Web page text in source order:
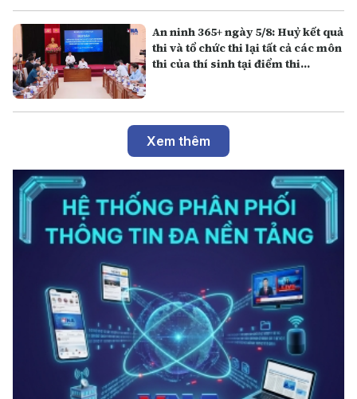
An ninh 365+ ngày 5/8: Huỷ kết quả
thi và tổ chức thi lại tất cả các môn
thi của thí sinh tại điểm thi
Xem thêm